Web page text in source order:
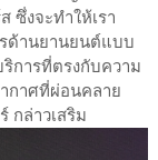
ซึ่งจะทำให้เรา
ด้านยานยนต์แบบ
การที่ตรงกับความ
กาศที่ผ่อนคลาย
กล่าวเสริม